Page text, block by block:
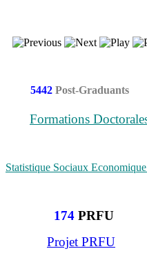
5442 Post-Graduants
Formations
Statistique Sociaux
174 PRFU
Projet PRFU